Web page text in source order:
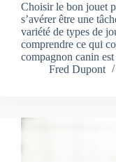
Choisir le bon jouet
s’avérer être une
variété de types de
comprendre ce qui
compagnon canin
Fred Dupont